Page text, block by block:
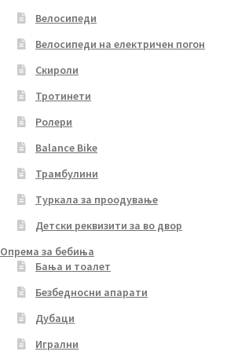
Велосипеди
Велосипеди на електричен погон
Скироли
Тротинети
Ролери
Balance Bike
Трамбулини
Туркала за проодување
Детски реквизити за во двор
Опрема за бебиња
Бања и тоалет
Безбедносни апарати
Дубаци
Игрални